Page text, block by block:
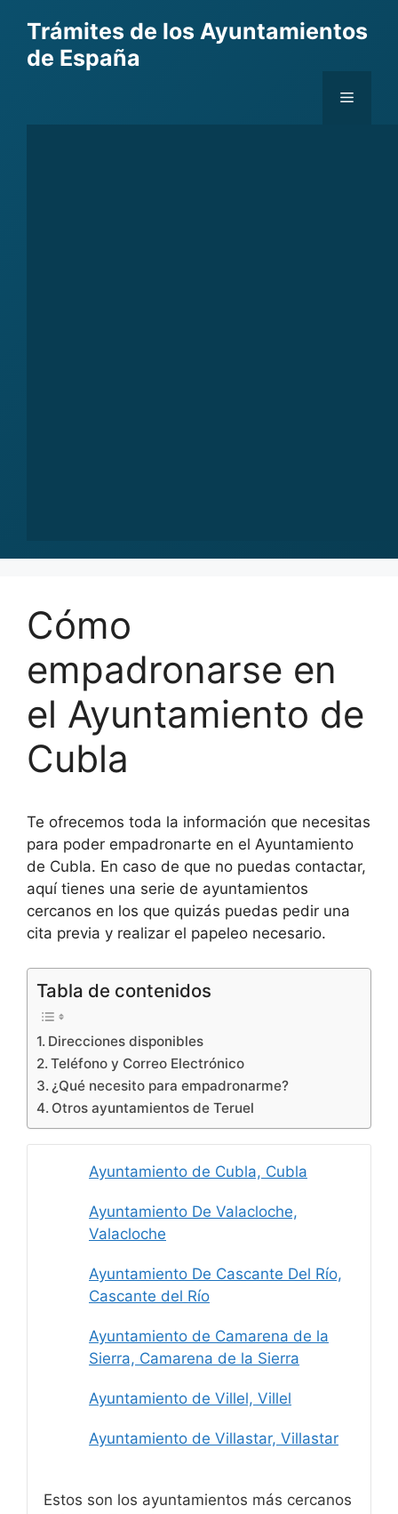
content
Trámites de los Ayuntamientos
de España
Menu
Cómo
empadronarse en
el Ayuntamiento de
Cubla
Te ofrecemos toda la información que necesitas
para poder empadronarte en el Ayuntamiento
de Cubla. En caso de que no puedas contactar,
aquí tienes una serie de ayuntamientos
cercanos en los que quizás puedas pedir una
cita previa y realizar el papeleo necesario.
Tabla de contenidos
Direcciones disponibles
Teléfono y Correo Electrónico
¿Qué necesito para empadronarme?
Otros ayuntamientos de Teruel
Ayuntamiento de Cubla, Cubla
Ayuntamiento De Valacloche,
Valacloche
Ayuntamiento De Cascante Del Río,
Cascante del Río
Ayuntamiento de Camarena de la
Sierra, Camarena de la Sierra
Ayuntamiento de Villel, Villel
Ayuntamiento de Villastar, Villastar
Estos son los ayuntamientos más cercanos